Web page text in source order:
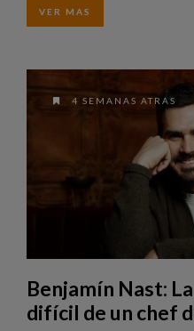
VER MAS
4 SEMANAS ATRAS
Benjamín Nast:
difícil de un chef